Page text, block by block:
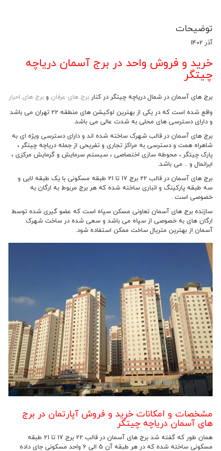
توضیحات
آذر 1402
خرید و فروش واحد در برج آسمان دریاچه
چیتگر
برج های آسمان در شمال دریاچه چیتگر در کناربرج های عرفانو برج های احرار
واقع شده است که در یکی از بهترین لوکیشن های منطقه 22 تهران می باشد
و دارای دسترسی های محلی به شدت عالی می باشد.
برج های آسمان در قالب شهرک ساخته شده اند و دارای دسترسی ویژه ای به
شاهراه همت و دسترسی به مراکز تجاری و تفریحی از جمله دریاچه چیتگر ،
پارک چیتگر ، محوطه سازی اختصاصی ، سیستم سرمایش و گرمایش مرکزی ،
ایرانمال و .. می باشد.
برج های آسمان در قالب 22 برج 17 تا 21 طبقه مسکونی با یک طبقه لابی و
سه طبقه پارکینگ و انباری ساخته شده که هر برج مربوط به ارگان به
خصوصی است .
سازنده برج های آسمان تعاونی مسکن سپاه است که عضو گیری شده توسط
ارگان های به خصوصی از سپاه می باشد و سعی شده در ساخت شهرک
آسمان از بهترین متریال ساخت ممکن استفاده شود.
مشخصات و امکانات خرید و فروش آپارتمان در برج
های آسمان دریاچه چیتگر
همان طور که گفته شد برج های آسمان در قالب 22 برج 17 تا 21 طبقه
مسکونی ساخته شده که در هر طبقه آن 5 الی 6 واحد مسکونی جای داده